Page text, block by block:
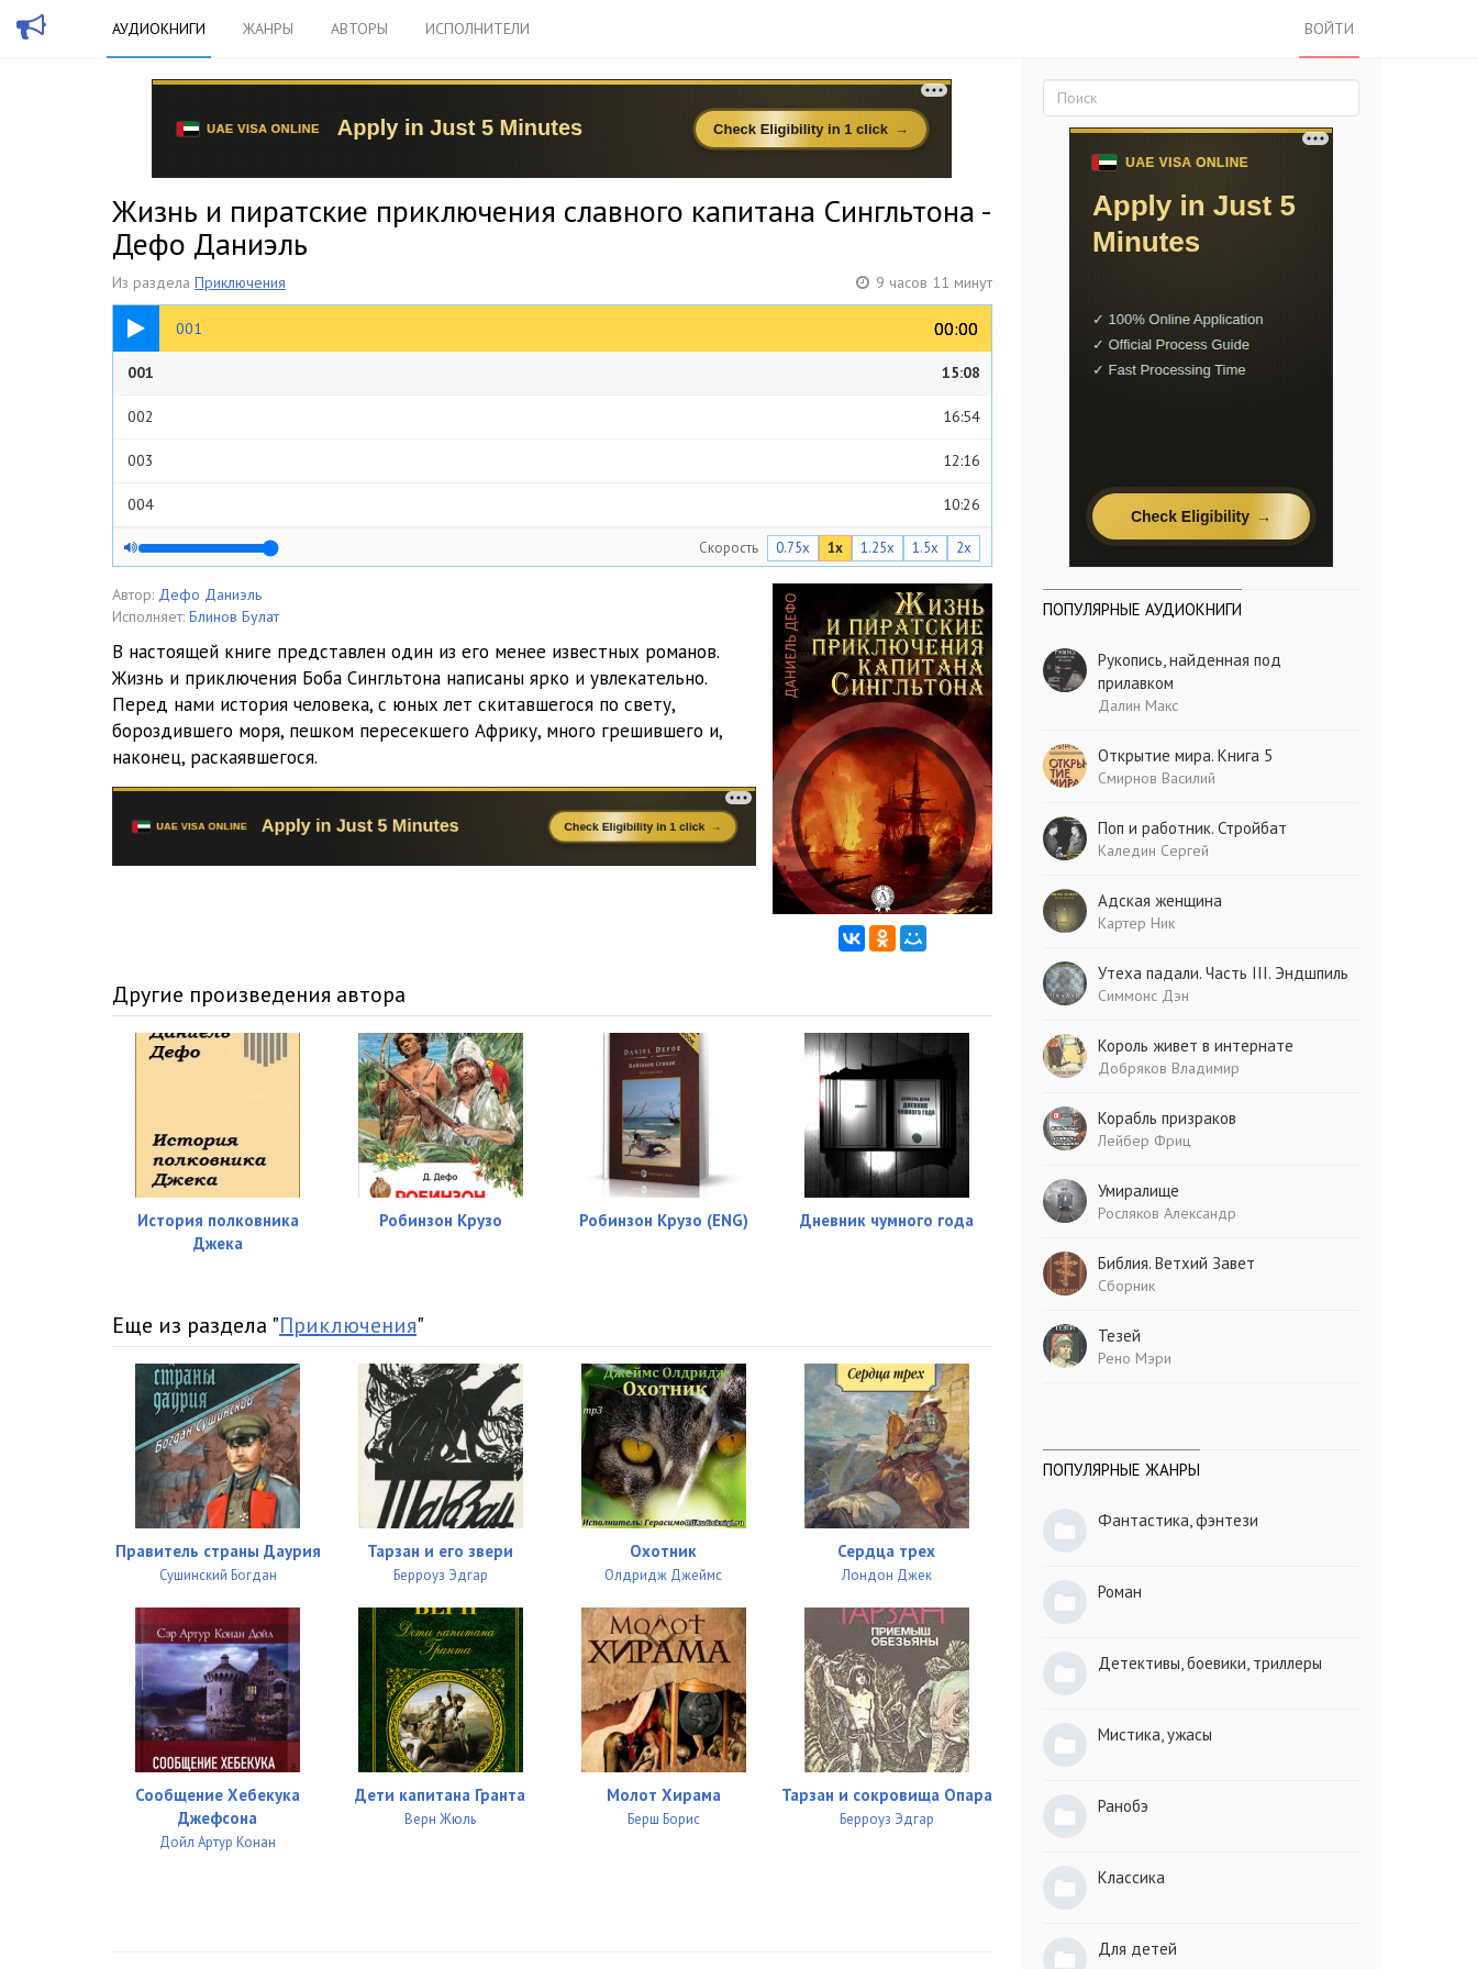
АУДИОКНИГИ ЖАНРЫ АВТОРЫ ИСПОЛНИТЕЛИ ВОЙТИ
Жизнь и пиратские приключения славного капитана Сингльтона -
Дефо Даниэль
Из раздела Приключения 9 часов 11 минут
001 00:00
00:00
15:08
001 15:08
002 16:54
003 12:16
004 10:26
005 09:51
006 14:10
13:15
008 10:47
009 11:56
010 11:11
11:51
09:23
10:13
015
016 16:12
11:10
019 10:18
023
10:37
18:51
026 11:41
027 16:02
028
029 18:41
030 12:55
031 15:52
032 14:55
033 16:09
Скорость 0.75x 1x 1.25x 1.5x 2x
Автор: Дефо Даниэль
Исполняет: Блинов Булат
В настоящей книге представлен один из его менее известных романов.
Жизнь и приключения Боба Сингльтона написаны ярко и увлекательно.
Перед нами история человека, с юных лет скитавшегося по свету,
бороздившего моря, пешком пересекшего Африку, много грешившего и,
наконец, раскаявшегося.
Другие произведения автора
История полковника
Джека
Робинзон Крузо Робинзон Крузо (ENG) Дневник чумного года
Еще из раздела "Приключения"
Правитель страны Даурия
Сушинский Богдан
Тарзан и его звери
Берроуз Эдгар
Охотник
Олдридж Джеймс
Сердца трех
Лондон Джек
Сообщение Хебекука
Джефсона
Дойл Артур Конан
Дети капитана Гранта
Верн Жюль
Молот Хирама
Берш Борис
Тарзан и сокровища Опара
Берроуз Эдгар
ПОПУЛЯРНЫЕ АУДИОКНИГИ
Рукопись, найденная под
прилавком
Далин Макс
Открытие мира. Книга 5
Смирнов Василий
Поп и работник. Стройбат
Каледин Сергей
Адская женщина
Картер Ник
Утеха падали. Часть III. Эндшпиль
Симмонс Дэн
Король живет в интернате
Добряков Владимир
Корабль призраков
Лейбер Фриц
Умиралище
Росляков Александр
Библия. Ветхий Завет
Сборник
Тезей
Рено Мэри
ПОПУЛЯРНЫЕ ЖАНРЫ
Фантастика, фэнтези
Роман
Детективы, боевики, триллеры
Мистика, ужасы
Ранобэ
Классика
Для детей